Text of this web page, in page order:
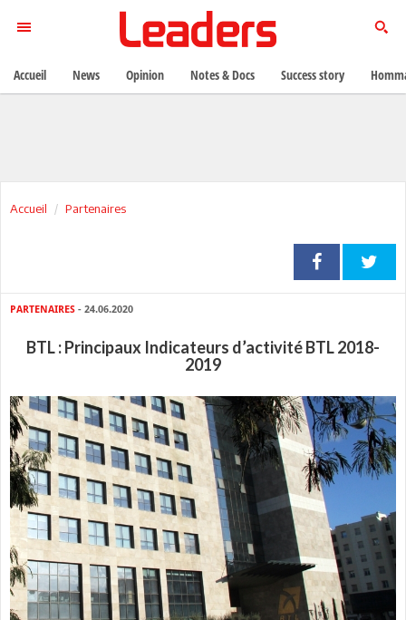
Accueil Partenaires
PARTENAIRES - 24.06.2020
BTL : Principaux Indicateurs d’activité BTL 2018-
2019
Accueil News Opinion Notes & Docs Success story